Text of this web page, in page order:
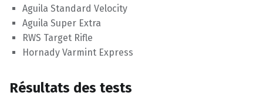
Aguila Standard Velocity
Aguila Super Extra
RWS Target Rifle
Hornady Varmint Express
Résultats des tests